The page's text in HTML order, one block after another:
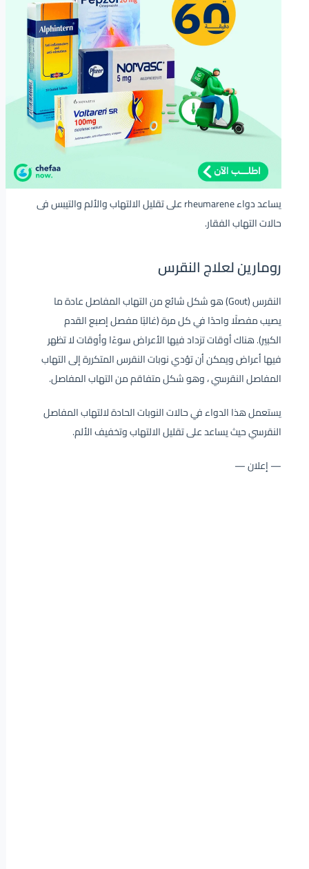
يساعد دواء rheumarene على تقليل الالتهاب والألم والتيبس فى
حالات التهاب الفقار.
رومارين لعلاج النقرس
النقرس (Gout) هو شكل شائع من التهاب المفاصل عادة ما
يصيب مفصلًا واحدًا في كل مرة (غالبًا مفصل إصبع القدم
الكبير). هناك أوقات تزداد فيها الأعراض سوءًا وأوقات لا تظهر
فيها أعراض ويمكن أن تؤدي نوبات النقرس المتكررة إلى التهاب
المفاصل النقرسي ، وهو شكل متفاقم من التهاب المفاصل.
يستعمل هذا الدواء في حالات النوبات الحادة لالتهاب المفاصل
النقرسي حيث يساعد على تقليل الالتهاب وتخفيف الألم.
— إعلان —